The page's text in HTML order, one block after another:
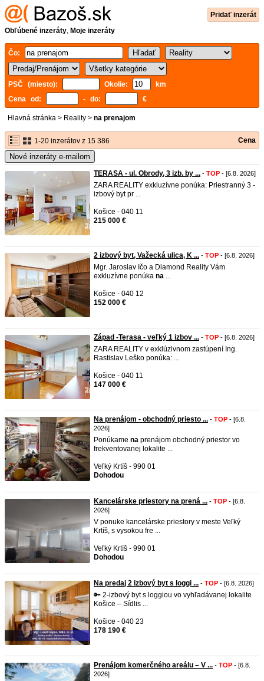
Pridať inzerát
Obľúbené inzeráty, Moje inzeráty
Čo:
PSČ (miesto): Okolie:
km
Cena od:
- do: €
Hlavná stránka > Reality > na prenajom
1-20 inzerátov z 15 386 Cena
Nové inzeráty e-mailom
TERASA - ul. Obrody, 3 izb. by ... - TOP - [6.8. 2026]
ZARA REALITY exkluzívne ponúka: Priestranný 3 -
izbový byt pr ...
Košice - 040 11
215 000 €
2 izbový byt, Važecká ulica, K ... - TOP - [6.8. 2026]
Mgr. Jaroslav Ičo a Diamond Reality Vám
exkluzívne ponúka na ...
Košice - 040 12
152 000 €
Západ -Terasa - veľký 1 izbov ... - TOP - [6.8. 2026]
ZARA REALITY v exklúzivnom zastúpení Ing.
Rastislav Leško ponúka: ...
Košice - 040 11
147 000 €
Na prenájom - obchodný priesto ... - TOP - [6.8.
2026]
Ponúkame na prenájom obchodný priestor vo
frekventovanej lokalite ...
Veľký Krtíš - 990 01
Dohodou
Kancelárske priestory na prená ... - TOP - [6.8.
2026]
V ponuke kancelárske priestory v meste Veľký
Krtíš, s vysokou fre ...
Veľký Krtíš - 990 01
Dohodou
Na predaj 2 izbový byt s loggi ... - TOP - [6.8. 2026]
🔑 2-izbový byt s loggiou vo vyhľadávanej lokalite
Košice – Sídlis ...
Košice - 040 23
178 190 €
Prenájom komerčného areálu – V ... - TOP - [6.8.
2026]